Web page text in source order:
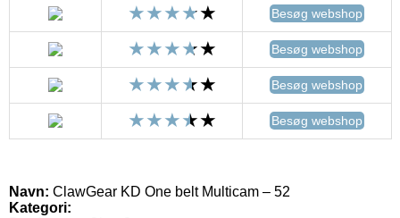
Besøg webshop
Besøg webshop
Besøg webshop
Besøg webshop
Navn: ClawGear KD One belt Multicam – 52
Kategori: